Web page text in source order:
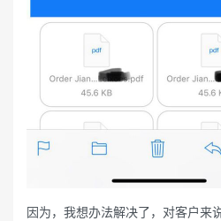
因为，我想办法解决了，对客户来